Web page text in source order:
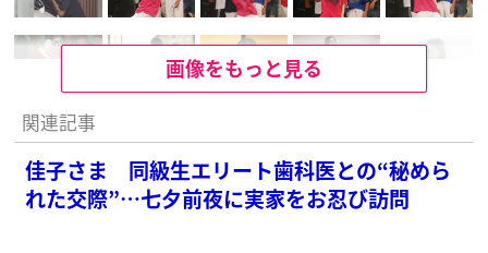
画像をもっと見る
関連記事
佳子さま 同級生エリート歯科医との“秘めら
れた交際”…七夕前夜に実家をお忍び訪問